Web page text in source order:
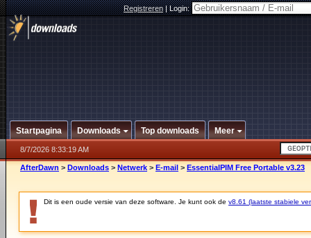
Registreren|Login:
Startpagina Downloads Top downloads Meer
8/7/2026 8:33:19 AM
AfterDawn > Downloads > Netwerk > E-mail > EssentialPIM Free Portable v3.23
Dit is een oude versie van deze software. Je kunt ook de v8.61 (laatste stabiele